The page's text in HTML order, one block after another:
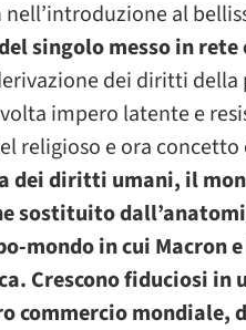
nell’introduzione al
singolo messo in rete
dei diritti della
impero latente e
religioso e ora concetto
dei diritti umani, il
sostituito
mondo in cui Macron
Crescono fiduciosi in
commercio mondiale,